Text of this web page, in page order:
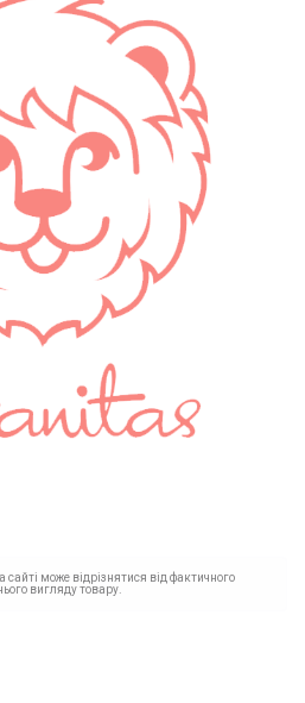
може відрізнятися від фактичного
вигляду товару.